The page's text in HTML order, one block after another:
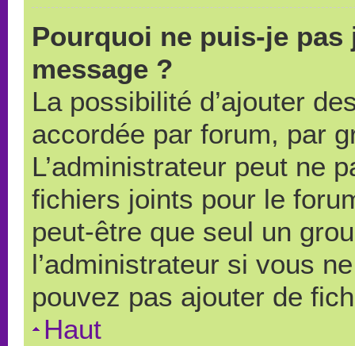
Pourquoi ne puis-je
message ?
La possibilité d’ajouter
accordée par forum, par
L’administrateur peut ne
fichiers joints pour le
peut-être que seul un
l’administrateur si vous
pouvez pas ajouter de
Haut